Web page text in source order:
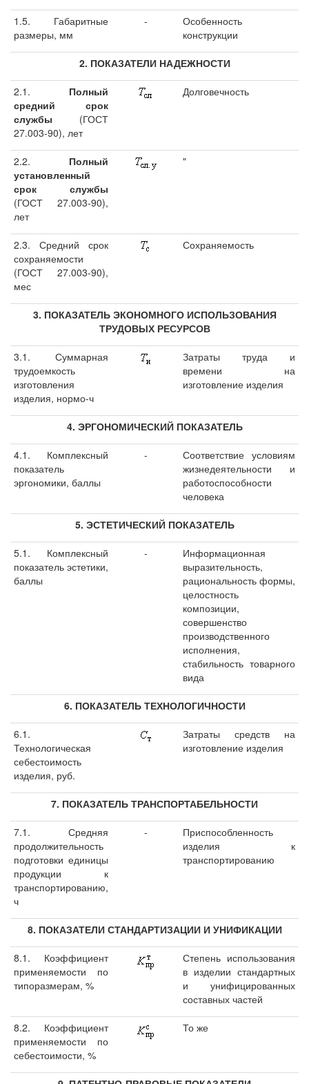
1.5. Габаритные
размеры, мм
-
Особенность
конструкции
2. ПОКАЗАТЕЛИ НАДЕЖНОСТИ
2.1.
Полный
средний срок
службы (ГОСТ
27.003-90), лет
Долговечность
2.2. Полный
установленный
срок службы
(ГОСТ 27.003-90),
лет
"
2.3. Средний срок
сохраняемости
(ГОСТ 27.003-90),
мес
Сохраняемость
3. ПОКАЗАТЕЛЬ ЭКОНОМНОГО ИСПОЛЬЗОВАНИЯ
ТРУДОВЫХ РЕСУРСОВ
3.1. Суммарная
трудоемкость
изготовления
изделия, нормо-ч
Затраты труда и
времени на
изготовление изделия
4. ЭРГОНОМИЧЕСКИЙ ПОКАЗАТЕЛЬ
4.1. Комплексный
показатель
эргономики, баллы
-
Соответствие условиям
жизнедеятельности и
работоспособности
человека
5. ЭСТЕТИЧЕСКИЙ ПОКАЗАТЕЛЬ
5.1. Комплексный
показатель эстетики,
баллы
-
Информационная
выразительность,
рациональность формы,
целостность
композиции,
совершенство
производственного
исполнения,
стабильность товарного
вида
6. ПОКАЗАТЕЛЬ ТЕХНОЛОГИЧНОСТИ
6.1.
Технологическая
себестоимость
изделия, руб.
Затраты средств на
изготовление изделия
7. ПОКАЗАТЕЛЬ ТРАНСПОРТАБЕЛЬНОСТИ
7.1. Средняя
продолжительность
подготовки единицы
продукции к
транспортированию,
ч
-
Приспособленность
изделия к
транспортированию
8. ПОКАЗАТЕЛИ СТАНДАРТИЗАЦИИ И УНИФИКАЦИИ
8.1. Коэффициент
применяемости по
типоразмерам, %
Степень использования
в изделии стандартных
и унифицированных
составных частей
8.2. Коэффициент
применяемости по
себестоимости, %
То же